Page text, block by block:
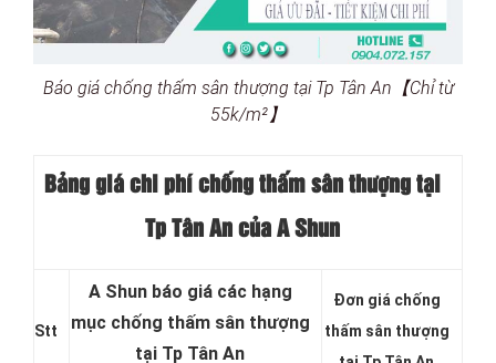
Báo giá chống thấm sân thượng tại Tp Tân An【Chỉ từ
55k/m²】
Bảng giá chi phí chống thấm sân thượng tại
Tp Tân An của A Shun
Stt
A Shun báo giá các hạng
mục chống thấm sân thượng
tại Tp Tân An
Đơn giá chống
thấm sân thượng